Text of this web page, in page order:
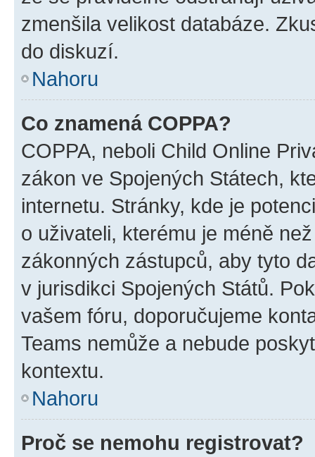
zmenšila velikost databáze.
do diskuzí.
Nahoru
Co znamená COPPA?
COPPA, neboli Child Online
zákon ve Spojených Státech,
internetu. Stránky, kde je
o uživateli, kterému je méně
zákonných zástupců, aby tyto
v jurisdikci Spojených Států.
vašem fóru, doporučujeme
Teams nemůže a nebude
kontextu.
Nahoru
Proč se nemohu registrovat?